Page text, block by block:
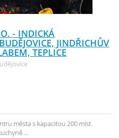
- INDICKÁ
JINDŘICHŮV
TEPLICE
města s kapacitou 200 míst.
...